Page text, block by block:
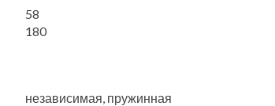
58
180
независимая, пружинная